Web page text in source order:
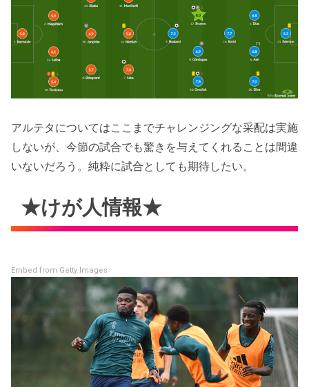
アルテタについてはここまでチャレンジングな采配は実施
しないが、今節の試合でも驚きを与えてくれることは間違
いないだろう。純粋に試合としても期待したい。
★けが人情報★
Embed from Getty Images